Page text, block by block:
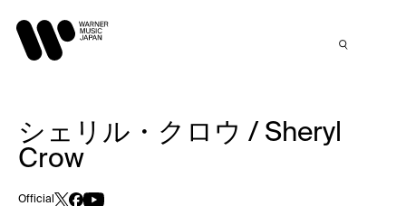
シェリル・クロウ / Sheryl
Crow
Official